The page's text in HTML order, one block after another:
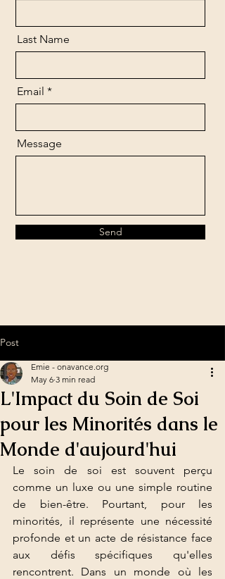
Last Name
Email
Message
Send
Post
L'Impact du Soin de Soi
pour les Minorités dans le
Monde d'aujourd'hui
Emie - onavance.org
May 6 3 min read
Le soin de soi est souvent perçu
comme un luxe ou une simple routine
de bien-être. Pourtant, pour les
minorités, il représente une nécessité
profonde et un acte de résistance face
aux défis spécifiques qu'elles
rencontrent. Dans un monde où les